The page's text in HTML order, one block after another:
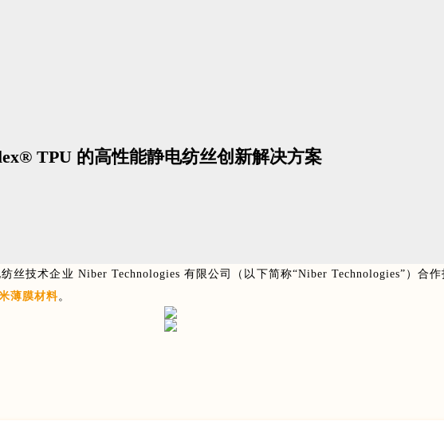
TPU 的高性能静电纺丝创新解决方案
丝技术企业 Niber Technologies 有限公司（以下简称“Niber Technologies”）合
薄膜材料。